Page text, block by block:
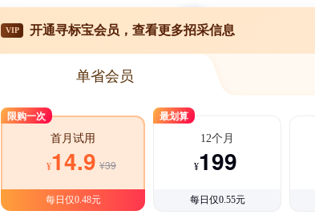
VIP 开通寻标宝会员，查看更多招采信息
单省会员
限购一次
首月试用
¥14.9 ¥39
每日仅0.48元
最划算
12个月
¥199
每日仅0.55元